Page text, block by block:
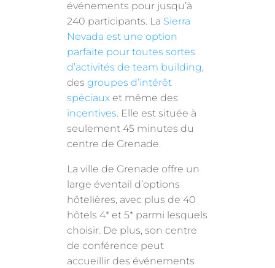
événements pour jusqu’à
240 participants. La Sierra
Nevada est une option
parfaite pour toutes sortes
d’activités de team building,
desgroupes d’intérêt
spéciaux et même des
incentives. Elle est située à
seulement 45 minutes du
centre de Grenade.
La ville de Grenade offre un
large éventail d’options
hôtelières, avec plus de 40
hôtels 4* et 5* parmi lesquels
choisir. De plus, son centre
de conférence peut
accueillir des événements